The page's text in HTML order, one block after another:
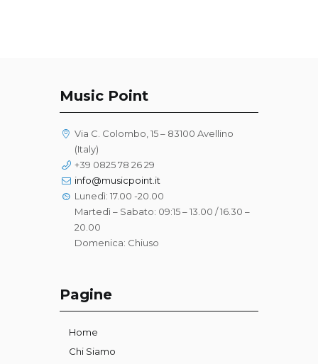
Music Point
Via C. Colombo, 15 – 83100 Avellino
(Italy)
+39 0825 78 26 29
info@musicpoint.it
Lunedì: 17.00 -20.00
Martedì – Sabato: 09:15 – 13.00 / 16.30 –
20.00
Domenica: Chiuso
Pagine
Home
Chi Siamo